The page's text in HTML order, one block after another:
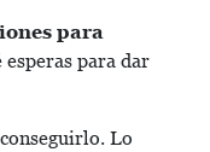
para
esperas para dar
Lo